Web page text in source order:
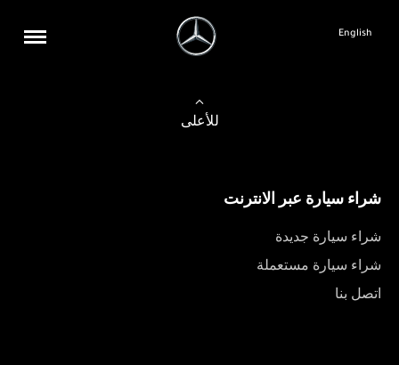
English
للأعلى
شراء سيارة عبر الانترنت
شراء سيارة جديدة
شراء سيارة مستعملة
اتصل بنا